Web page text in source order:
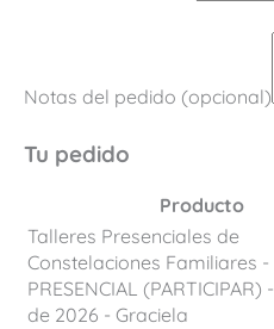
Notas del pedido (opcional)
Tu pedido
Producto
Talleres Presenciales de
Constelaciones Familiares
PRESENCIAL (PARTICIPAR)
de 2026 - Graciela